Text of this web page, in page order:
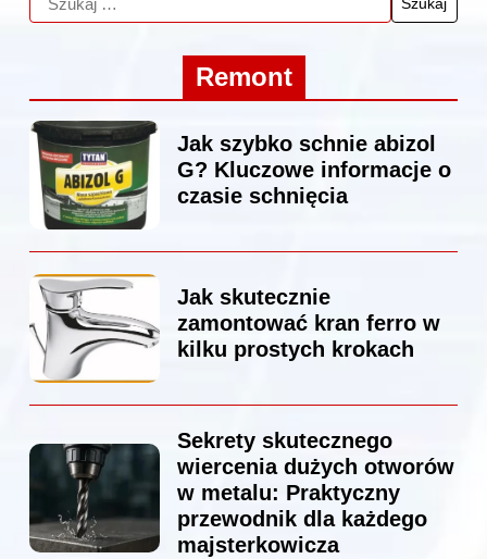
Remont
Jak szybko schnie abizol
G? Kluczowe informacje o
czasie schnięcia
Jak skutecznie
zamontować kran ferro w
kilku prostych krokach
Sekrety skutecznego
wiercenia dużych otworów
w metalu: Praktyczny
przewodnik dla każdego
majsterkowicza